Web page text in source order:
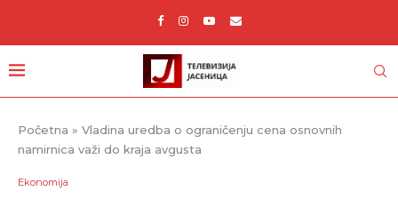
Početna » Vladina uredba o ograničenju cena osnovnih
namirnica važi do kraja avgusta
Ekonomija